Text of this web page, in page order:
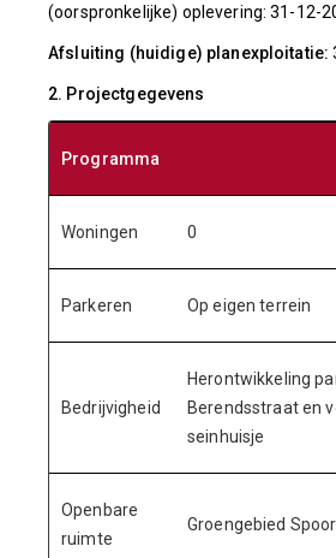
(oorspronkelijke) oplevering: 31-12-
Afsluiting (huidige) planexploitatie:
2. Projectgegevens
Programma
Woningen 0
Parkeren Op eigen terrein
Bedrijvigheid
Herontwikkeling
Berendsstraat en
seinhuisje
Openbare
ruimte
Groengebied